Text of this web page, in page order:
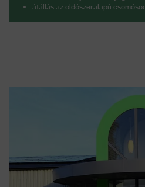
átállás az oldószeralapú